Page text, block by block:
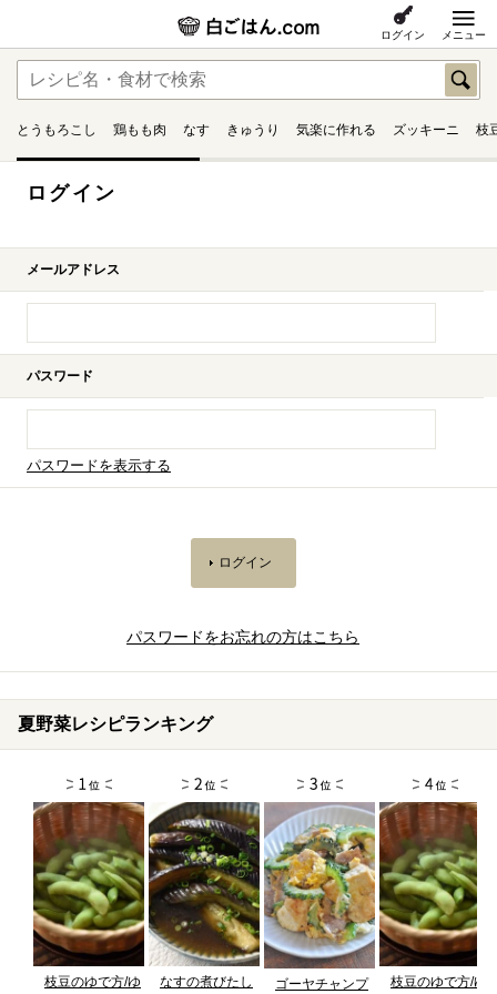
ログイン メニュー
とうもろこし 鶏もも肉 なす きゅうり 気楽に作れる ズッキーニ 枝
ログイン
メールアドレス
パスワード
パスワードを表示する
パスワードをお忘れの方はこちら
夏野菜レシピランキング
枝豆のゆで方/ゆ
なすの煮びたし
ゴーヤチャンプ
枝豆のゆで方/ゆ